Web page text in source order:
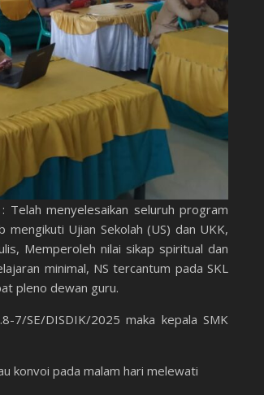
Telah menyelesaikan seluruh program
Ujian Sekolah (US) dan UKK,
Memperoleh nilai sikap spiritual dan
minimal, NS tercantum pada SKL
pleno dewan guru.
7/SE/DISDIK/2025 maka kepala SMK
konvoi pada malam hari melewati